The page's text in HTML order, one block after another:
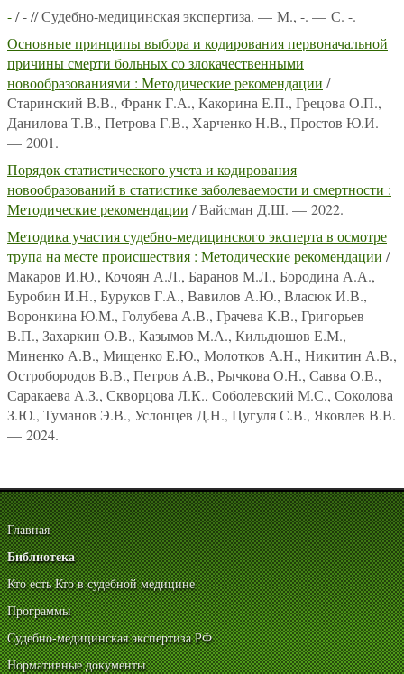
-/ - // Судебно-медицинская экспертиза. — М., -. — С. -.
Основные принципы выбора и кодирования первоначальной
причины смерти больных со злокачественными
новообразованиями : Методические рекомендации /
Старинский В.В., Франк Г.А., Какорина Е.П., Грецова О.П.,
Данилова Т.В., Петрова Г.В., Харченко Н.В., Простов Ю.И.
— 2001.
Порядок статистического учета и кодирования
новообразований в статистике заболеваемости и смертности :
Методические рекомендации / Вайсман Д.Ш. — 2022.
Методика участия судебно-медицинского эксперта в осмотре
трупа на месте происшествия : Методические рекомендации /
Макаров И.Ю., Кочоян А.Л., Баранов М.Л., Бородина А.А.,
Буробин И.Н., Буруков Г.А., Вавилов А.Ю., Власюк И.В.,
Воронкина Ю.М., Голубева А.В., Грачева К.В., Григорьев
В.П., Захаркин О.В., Казымов М.А., Кильдюшов Е.М.,
Миненко А.В., Мищенко Е.Ю., Молотков А.Н., Никитин А.В.,
Остробородов В.В., Петров А.В., Рычкова О.Н., Савва О.В.,
Саракаева А.З., Скворцова Л.К., Соболевский М.С., Соколова
З.Ю., Туманов Э.В., Услонцев Д.Н., Цугуля С.В., Яковлев В.В.
— 2024.
Главная
Библиотека
Кто есть Кто в судебной медицине
Программы
Судебно-медицинская экспертиза РФ
Нормативные документы